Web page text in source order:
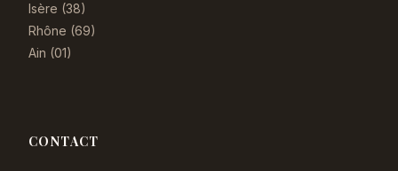
Isère (38)
Rhône (69)
Ain (01)
CONTACT